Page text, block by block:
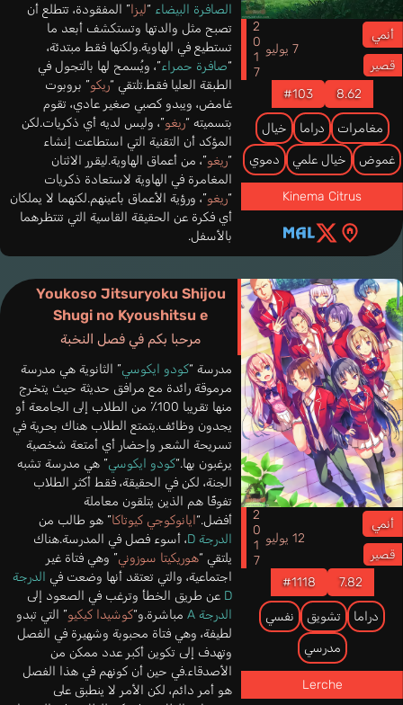
أنمي
قصير
7 يوليو 2017
8.62
#103
مغامرات دراما خيال
غموض خيال علمي دموي
Kinema Citrus
الصافرة البيضاء “ليزا” المفقودة، تتطلع أن
تصبح مثل والدتها وتستكشف أبعد ما
تستطيع في الهاوية.ولكنها فقط مبتدئة،
“صافرة حمراء”، ويُسمح لها بالتجول في
الطبقة العليا فقط.تلتقي “ريكو” بروبوت
غامض، ويبدو كصبي صغير عادي، تقوم
بتسميته “ريغو”، وليس لديه أي ذكريات.لكن
المؤكد أن التقنية التي استطاعت إنشاء
“ريغو”، من أعماق الهاوية.ليقرر الاثنان
المغامرة في الهاوية لاستعادة ذكريات
“ريغو”، ورؤية الأعماق بأعينهم.لكنهما لا يملكان
أي فكرة عن الحقيقة القاسية التي تنتظرهما
بالأسفل.
Youkoso Jitsuryoku Shijou
Shugi no Kyoushitsu e
مرحبا بكم في فصل النخبة
أنمي
قصير
12 يوليو 2017
7.82
#1118
دراما تشويق نفسي
مدرسي
Lerche
مدرسة “كودو ايكوسي” الثانوية هي مدرسة
مرموقة رائدة مع مرافق حديثة حيث يتخرج
منها تقريبا 100٪ من الطلاب إلى الجامعة أو
يجدون وظائف.يتمتع الطلاب هناك بحرية في
تسريحة الشعر وإحضار أي أمتعة شخصية
يرغبون بها.“كودو ايكوسي” هي مدرسة تشبه
الجنة، لكن في الحقيقة، فقط أكثر الطلاب
تفوقًا هم الذين يتلقون معاملة
أفضل.“ايانوكوجي كيوتاكا” هو طالب من
الدرجة D
، أسوء فصل في المدرسة.هناك
يلتقي “هوريكيتا سوزوني” وهي فتاة غير
اجتماعية، والتي تعتقد أنها وضعت في الدرجة
D عن طريق الخطأ وترغب في الصعود إلى
الدرجة A
مباشرة.و“كوشيدا كيكيو” التي تبدو
لطيفة، وهي فتاة محبوبة وشهيرة في الفصل
وتهدف إلى تكوين أكبر عدد ممكن من
الأصدقاء.في حين أن كونهم في هذا الفصل
هو أمر دائم، لكن الأمر لا ينطبق على